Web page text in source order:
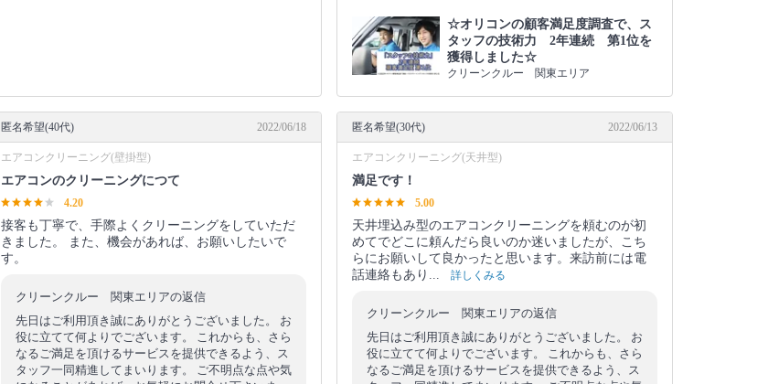
☆オリコンの顧客満足度調査で、ス
タッフの技術力 2年連続 第1位を
獲得しました☆
クリーンクルー 関東エリア
匿名希望(40代) 2022/06/18
エアコンクリーニング(壁掛型)
エアコンのクリーニングにつて
4.20
接客も丁寧で、手際よくクリーニングをしていただ
きました。 また、機会があれば、お願いしたいで
す。
クリーンクルー 関東エリアの返信
先日はご利用頂き誠にありがとうございました。 お
役に立てて何よりでございます。 これからも、さら
なるご満足を頂けるサービスを提供できるよう、ス
タッフ一同精進してまいります。 ご不明点な点や気
匿名希望(30代) 2022/06/13
エアコンクリーニング(天井型)
満足です！
5.00
天井埋込み型のエアコンクリーニングを頼むのが初
めてでどこに頼んだら良いのか迷いましたが、こち
らにお願いして良かったと思います。来訪前には電
話連絡もあり...
詳しくみる
クリーンクルー 関東エリアの返信
先日はご利用頂き誠にありがとうございました。 お
役に立てて何よりでございます。 これからも、さら
なるご満足を頂けるサービスを提供できるよう、ス